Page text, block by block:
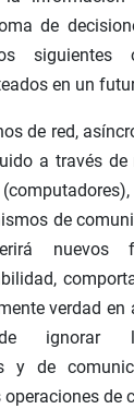
de
siguientes
en un
de red,
a través
de
nuevos
verdad
ignorar
y de
de